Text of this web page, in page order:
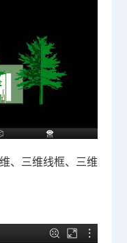
、三维线框、三维